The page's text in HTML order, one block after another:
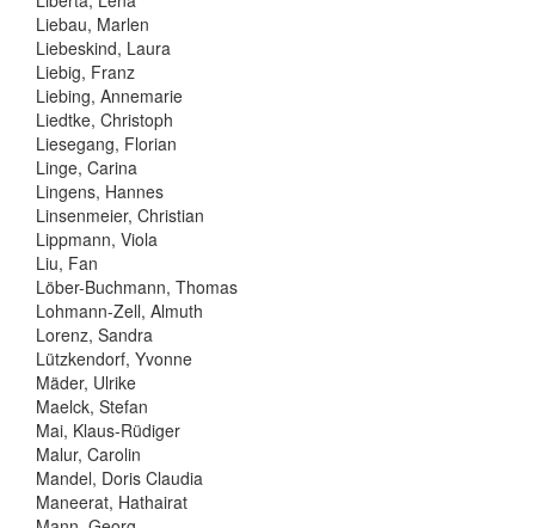
Liebau, Marlen
Liebeskind, Laura
Liebig, Franz
Liebing, Annemarie
Liedtke, Christoph
Liesegang, Florian
Linge, Carina
Lingens, Hannes
Linsenmeier, Christian
Lippmann, Viola
Liu, Fan
Löber-Buchmann, Thomas
Lohmann-Zell, Almuth
Lorenz, Sandra
Lützkendorf, Yvonne
Mäder, Ulrike
Maelck, Stefan
Mai, Klaus-Rüdiger
Malur, Carolin
Mandel, Doris Claudia
Maneerat, Hathairat